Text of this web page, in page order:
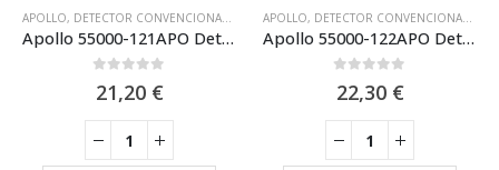
APOLLO, DETECTOR CONVENCIONAL APOLLO SERIES65 EN ,DETECTORES
Apollo 55000-121APO Detector termovelocimétrico A1R de 57ºC convencional con LED intermitente
21,20 €
APOLLO, DETECTOR CONVENCIONAL APOLLO SERIES65 EN
Apollo 55000-122APO Detector Térmico-Termovelocimétrico S65
22,30 €